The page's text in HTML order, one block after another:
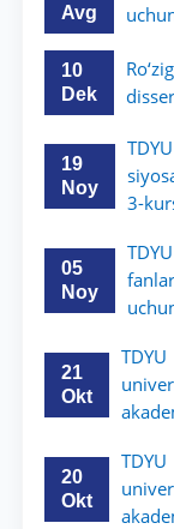
Avg
10
Dek
19
Noy
3-
05
Noy
21
Okt
20
Okt